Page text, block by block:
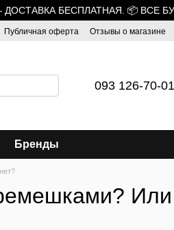
— ДОСТАВКА БЕСПЛАТНАЯ. 📦 ВСЕ
Публичная оферта Отзывы о магазине
093 126-70-01
Бренды
Или